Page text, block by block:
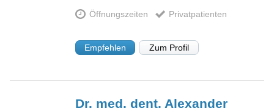
Öffnungszeiten Privatpatienten
Empfehlen Zum Profil
Dr. med. dent. Alexander